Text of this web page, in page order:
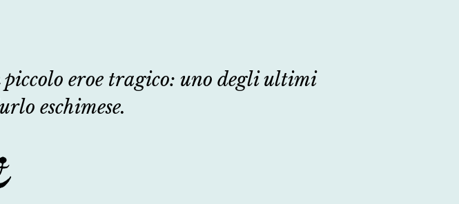
eroe tragico: uno degli ultimi
eschimese.